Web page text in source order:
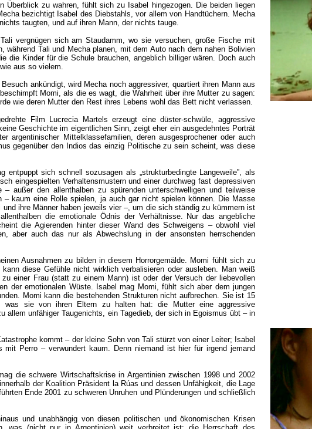
Überblick zu wahren, fühlt sich zu Isabel hingezogen. Die beiden liegen
bezichtigt Isabel des Diebstahls, vor allem von Handtüchern. Mecha
taugten, und auf ihren Mann, der nichts tauge.
vergnügen sich am Staudamm, wo sie versuchen, große Fische mit
während Tali und Mecha planen, mit dem Auto nach dem nahen Bolivien
die Kinder für die Schule brauchen, angeblich billiger wären. Doch auch
aus so vielem.
ankündigt, wird Mecha noch aggressiver, quartiert ihren Mann aus
Momi, als die es wagt, die Wahrheit über ihre Mutter zu sagen:
wie deren Mutter den Rest ihres Lebens wohl das Bett nicht verlassen.
Film Lucrecia Martels erzeugt eine düster-schwüle, aggressive
Geschichte im eigentlichen Sinn, zeigt eher ein ausgedehntes Porträt
argentinischer Mittelklassefamilien, deren ausgesprochener oder auch
gegenüber den Indios das einzig Politische zu sein scheint, was diese
entpuppt sich schnell sozusagen als „strukturbedingte Langeweile”, als
eingespielten Verhaltensmustern und einer durchweg fast depressiven
– außer den allenthalben zu spürenden unterschwelligen und teilweise
– kaum eine Rolle spielen, ja auch gar nicht spielen können. Die Masse
und ihre Männer haben jeweils vier –, um die sich ständig zu kümmern ist
die emotionale Ödnis der Verhältnisse. Nur das angebliche
die Agierenden hinter dieser Wand des Schweigens – obwohl viel
aber auch das nur als Abwechslung in der ansonsten herrschenden
Ausnahmen zu bilden in diesem Horrorgemälde. Momi fühlt sich zu
kann diese Gefühle nicht wirklich verbalisieren oder ausleben. Man weiß
einer Frau (statt zu einem Mann) ist oder der Versuch der liebevollen
der emotionalen Wüste. Isabel mag Momi, fühlt sich aber dem jungen
Momi kann die bestehenden Strukturen nicht aufbrechen. Sie ist 15
was sie von ihren Eltern zu halten hat: die Mutter eine aggressive
allem unfähiger Taugenichts, ein Tagedieb, der sich in Egoismus übt – in
kommt – der kleine Sohn von Tali stürzt von einer Leiter; Isabel
mit Perro – verwundert kaum. Denn niemand ist hier für irgend jemand
die schwere Wirtschaftskrise in Argentinien zwischen 1998 und 2002
der Koalition Präsident la Rúas und dessen Unfähigkeit, die Lage
Ende 2001 zu schweren Unruhen und Plünderungen und schließlich
und unabhängig von diesen politischen und ökonomischen Krisen